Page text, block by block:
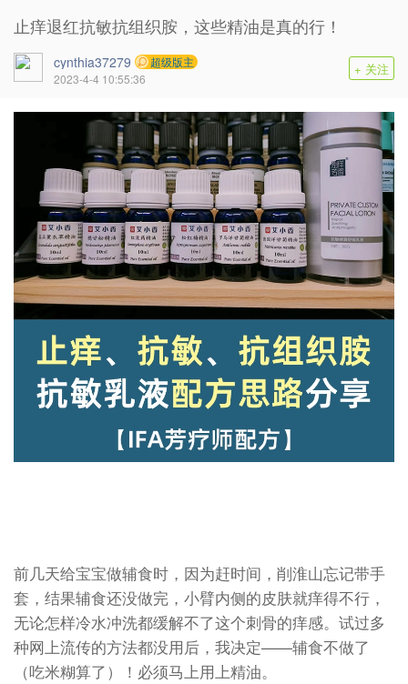
止痒退红抗敏抗组织胺，这些精油是真的行！
cynthia37279
超级版主
2023-4-4 10:55:36
+ 关注
前几天给宝宝做辅食时，因为赶时间，削淮山忘记带手
套，结果辅食还没做完，小臂内侧的皮肤就痒得不行，
无论怎样冷水冲洗都缓解不了这个刺骨的痒感。试过多
种网上流传的方法都没用后，我决定——辅食不做了
（吃米糊算了）！必须马上用上精油。